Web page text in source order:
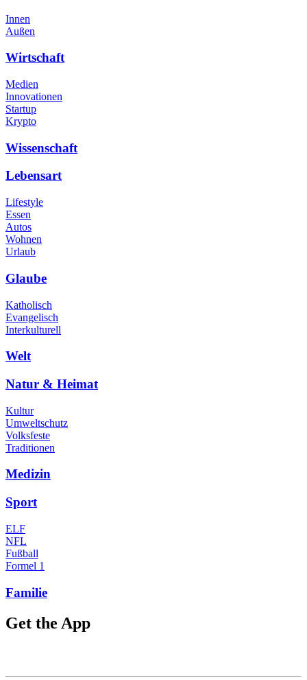
Innen
Außen
Wirtschaft
Medien
Innovationen
Startup
Krypto
Wissenschaft
Lebensart
Lifestyle
Essen
Autos
Wohnen
Urlaub
Glaube
Katholisch
Evangelisch
Interkulturell
Welt
Natur & Heimat
Kultur
Umweltschutz
Volksfeste
Traditionen
Medizin
Sport
ELF
NFL
Fußball
Formel 1
Familie
Get the App